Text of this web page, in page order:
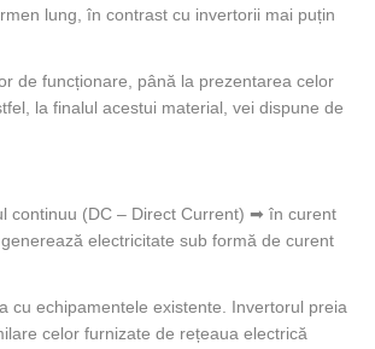
lung, în contrast cu invertorii mai puțin
de funcționare, până la prezentarea celor
la finalul acestui material, vei dispune de
continuu (DC – Direct Current) ➡ în curent
electricitate sub formă de curent
cu echipamentele existente. Invertorul preia
celor furnizate de rețeaua electrică